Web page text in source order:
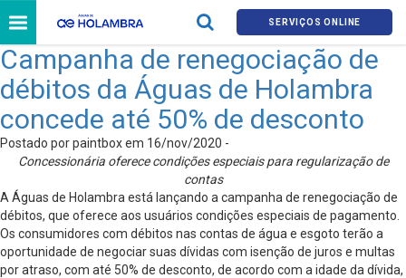
SERVIÇOS ONLINE
Campanha de renegociação de
débitos da Águas de Holambra
concede até 50% de desconto
Postado por paintbox em 16/nov/2020 -
Concessionária oferece condições especiais para regularização de
contas
A Águas de Holambra está lançando a campanha de renegociação de
débitos, que oferece aos usuários condições especiais de pagamento.
Os consumidores com débitos nas contas de água e esgoto terão a
oportunidade de negociar suas dívidas com isenção de juros e multas
por atraso, com até 50% de desconto, de acordo com a idade da dívida,